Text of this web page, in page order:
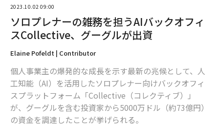
2023.10.02 09:00
ソロプレナーの雑務を担うAIバックオフィ
スCollective、グーグルが出資
Elaine Pofeldt | Contributor
個人事業主の爆発的な成長を示す最新の兆候として、人
工知能（AI）を活用したソロプレナー向けバックオフィ
スプラットフォーム「Collective（コレクティブ）」
が、グーグルを含む投資家から5000万ドル（約73億円）
の資金を調達したことが挙げられる。